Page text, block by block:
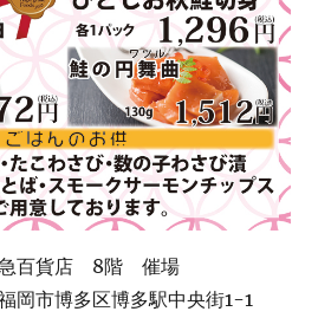
急百貨店 8階 催場
岡市博多区博多駅中央街1-1